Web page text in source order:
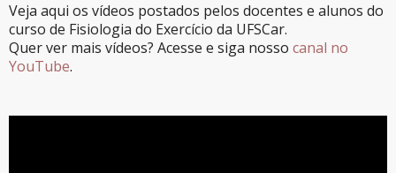
Veja aqui os vídeos postados pelos docentes e alunos do
curso de Fisiologia do Exercício da UFSCar.
Quer ver mais vídeos? Acesse e siga nosso canal no
YouTube.